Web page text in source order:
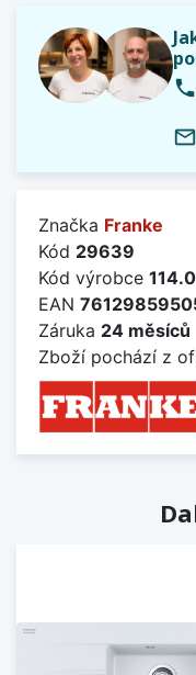
phone
mail_outline
Značka Franke
Kód 29639
Kód výrobce
EAN
Záruka 24 měsíců
Zboží pochází z